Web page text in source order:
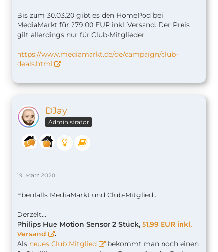
Bis zum 30.03.20 gibt es den HomePod bei
MediaMarkt für 279,00 EUR inkl. Versand. Der Preis
gilt allerdings nur für Club-Mitglieder.
https://www.mediamarkt.de/de/campaign/club-
deals.html
DJay
Administrator
19. März 2020
Ebenfalls MediaMarkt und Club-Mitglied..
Derzeit...
Philips Hue Motion Sensor 2 Stück, 51,99 EUR inkl.
Versand
.
Als neues Club Mitglied
bekommt man noch einen